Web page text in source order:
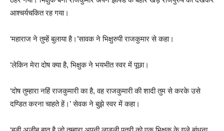
आश्चर्यचकित रह गया।
‘महाराज ने तुम्हें बुलाया है।’सावक ने भिक्षुरुपी राजकुमार से कहा।
‘लेकिन मेरा दोष क्या है, भिक्षुक ने भयभीत स्वर में पूछा।
‘दोष तुम्हारा नहिं राजकुमारी का है, वह राजकुमारी की शादी तुम से करके उसे
दण्डित करना चाहते हें।’ सेवक ने बुझे स्वर में कहा।